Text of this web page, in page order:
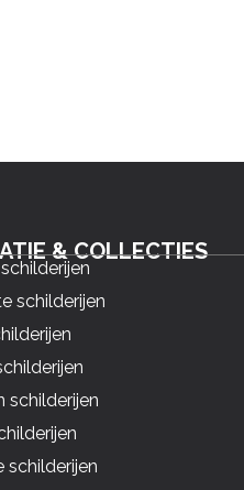
& COLLECTIES
schilderijen
schilderijen
schilderijen